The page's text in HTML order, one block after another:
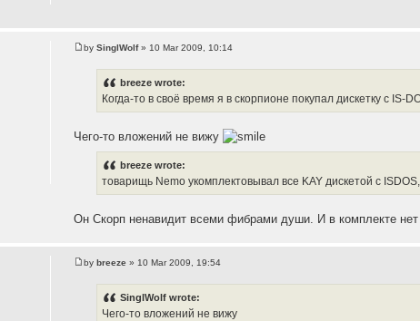
bySinglWolf» 10 Mar 2009, 10:14
breeze wrote:
Когда-то в своё время я в скорпионе покупал дискетку с
Чего-то вложений не вижу
breeze wrote:
товарищь Nemo укомплектовывал все KAY дискетой с
Он Скорп ненавидит всеми фибрами души. И в комплекте
bybreeze » 10 Mar 2009, 19:54
SinglWolf wrote:
Чего-то вложений не вижу